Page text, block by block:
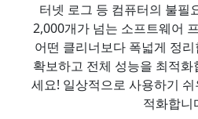
터넷 로그 등 컴퓨터의 불필
2,000개가 넘는 소프트웨어
어떤 클리너보다 폭넓게 정
확보하고 전체 성능을 최적
세요! 일상적으로 사용하기
적화합니